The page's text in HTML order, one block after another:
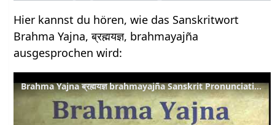
Hier kannst du hören, wie das Sanskritwort
Brahma Yajna, ब्रह्मयज्ञ, brahmayajña
ausgesprochen wird:
Brahma Yajna ब्रह्मयज्ञ brahmayajña Sanskrit Pronunciation